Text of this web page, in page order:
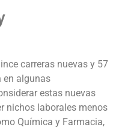
carreras nuevas y 57
en algunas
estas nuevas
nichos laborales menos
Química y Farmacia,